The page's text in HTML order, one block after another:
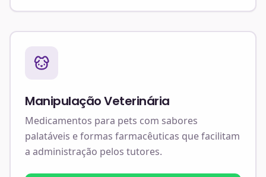
Manipulação Veterinária
Medicamentos para pets com sabores
palatáveis e formas farmacêuticas que facilitam
a administração pelos tutores.